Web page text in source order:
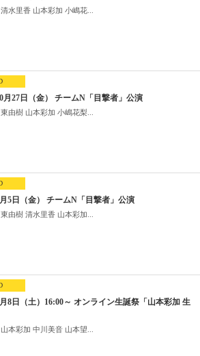
水里香 山本彩加 小嶋花...
月27日（金） チームN「目撃者」公演
由樹 山本彩加 小嶋花梨...
5日（金） チームN「目撃者」公演
由樹 清水里香 山本彩加...
8日（土）16:00～ オンライン生誕祭「山本彩加 生
本彩加 中川美音 山本望...